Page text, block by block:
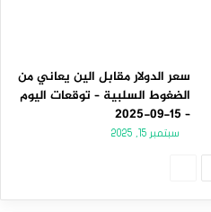
سعر الدولار مقابل الين يعاني من
الضغوط السلبية – توقعات اليوم
– 15-09-2025
سبتمبر 15, 2025